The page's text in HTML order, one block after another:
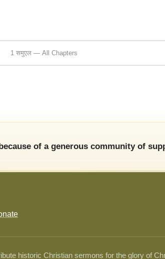
1 समुएल — All Chapters
of a generous community of
historic Christian sermons for the glory of